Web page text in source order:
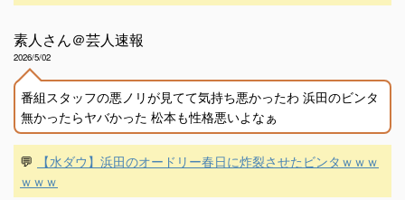
素人さん＠芸人速報
2026/5/02
番組スタッフの悪ノリが見てて気持ち悪かったわ 浜田のビンタ
無かったらヤバかった 松本も性格悪いよなぁ
💬
【水ダウ】浜田のオードリー春日に炸裂させたビンタｗｗｗ
ｗｗｗ